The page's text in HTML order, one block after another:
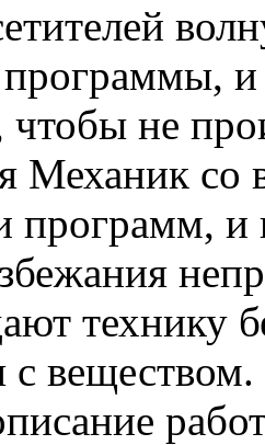
программы,
чтобы не
Механик со
программ,
технику